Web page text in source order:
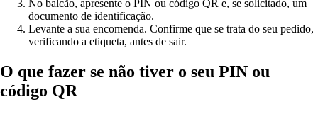
No balcão, apresente o PIN ou código QR e, se solicitado, um
documento de identificação.
Levante a sua encomenda. Confirme que se trata do seu pedido,
verificando a etiqueta, antes de sair.
O que fazer se não tiver o seu PIN ou
código QR